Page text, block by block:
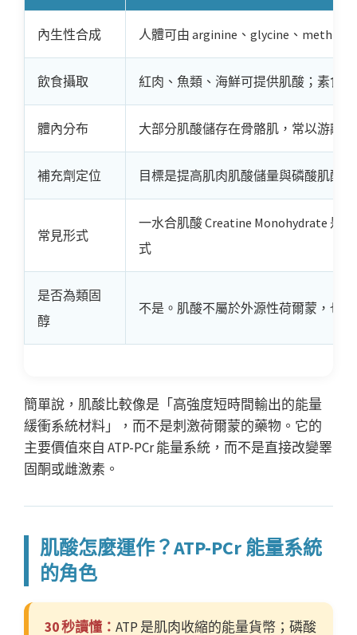
內生性合成 人體可由 arginine、glycine、
飲食攝取 紅肉、魚類、海鮮可提供肌酸；素食
體內分布 大部分肌酸儲存在骨骼肌，常以游離
補充劑定位 目標是提高肌肉肌酸儲量與磷酸肌酸
常見形式
一水合肌酸 Creatine Monohydrate 是
式
是否為類固
醇
不是。肌酸不屬於外源性荷爾蒙，也
簡單說，肌酸比較像是「高強度短時間輸出的能量
緩衝系統材料」，而不是刺激荷爾蒙的藥物。它的
主要價值來自 ATP-PCr 能量系統，而不是直接改變睪
固酮或雌激素。
肌酸怎麼運作？ATP-PCr 能量系統
的角色
30 秒讀懂： ATP 是肌肉收縮的能量貨幣；磷酸